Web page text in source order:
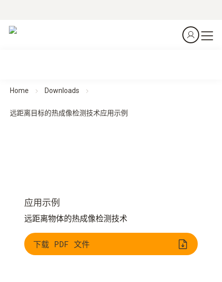
Home Downloads
远距离目标的热成像检测技术应用示例
应用示例
远距离物体的热成像检测技术
下载 PDF 文件